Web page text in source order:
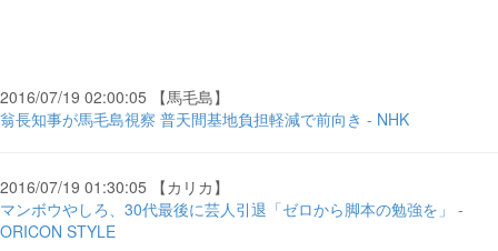
2016/07/19 02:00:05 【馬毛島】
翁長知事が馬毛島視察 普天間基地負担軽減で前向き - NHK
2016/07/19 01:30:05 【カリカ】
マンボウやしろ、30代最後に芸人引退「ゼロから脚本の勉強を」 -
ORICON STYLE